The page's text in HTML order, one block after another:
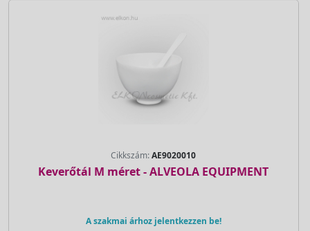
Cikkszám:AE9020010
Keverőtál M méret - ALVEOLA EQUIPMENT
A szakmai árhoz jelentkezzen be!